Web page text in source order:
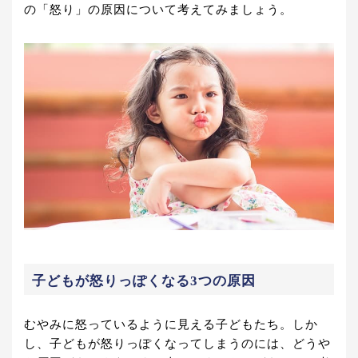
の「怒り」の原因について考えてみましょう。
子どもが怒りっぽくなる3つの原因
むやみに怒っているように見える子どもたち。しか
し、子どもが怒りっぽくなってしまうのには、どうや